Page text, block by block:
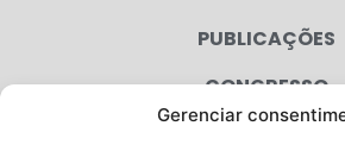
Gerenciar
PUBLICAÇÕES
CONGRESSO